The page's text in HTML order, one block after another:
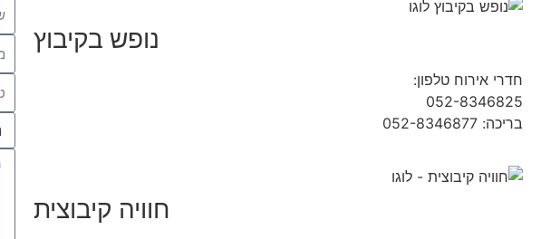
נופש בקיבוץ
חדרי אירוח טלפון:
052-8346825
בריכה: 052-8346877
חוויה קיבוצית